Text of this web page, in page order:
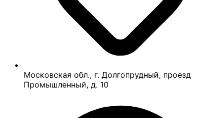
Московская обл., г. Долгопрудный, проезд
Промышленный, д. 10